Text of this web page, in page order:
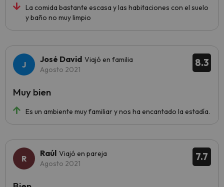
La comida bastante escasa y las habitaciones con el suelo
y baño no muy limpio
8.3
José David Viajó en familia
Agosto 2021
Es un ambiente muy familiar y nos ha encantado la estadía.
Muy bien
7.7
Raúl Viajó en pareja
Agosto 2021